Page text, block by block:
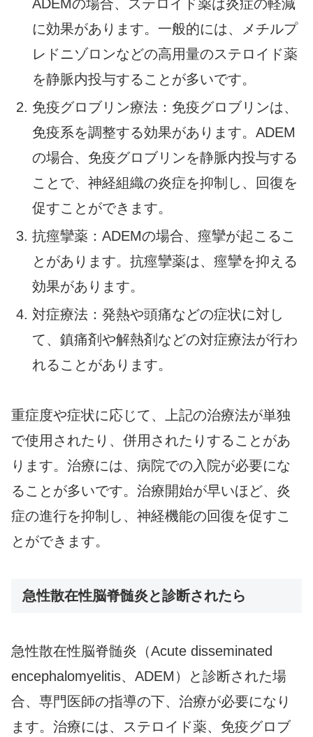
ADEMの場合、ステロイド薬は炎症の軽減
に効果があります。一般的には、メチルプ
レドニゾロンなどの高用量のステロイド薬
を静脈内投与することが多いです。
免疫グロブリン療法：免疫グロブリンは、
免疫系を調整する効果があります。ADEM
の場合、免疫グロブリンを静脈内投与する
ことで、神経組織の炎症を抑制し、回復を
促すことができます。
抗痙攣薬：ADEMの場合、痙攣が起こるこ
とがあります。抗痙攣薬は、痙攣を抑える
効果があります。
対症療法：発熱や頭痛などの症状に対し
て、鎮痛剤や解熱剤などの対症療法が行わ
れることがあります。
重症度や症状に応じて、上記の治療法が単独
で使用されたり、併用されたりすることがあ
ります。治療には、病院での入院が必要にな
ることが多いです。治療開始が早いほど、炎
症の進行を抑制し、神経機能の回復を促すこ
とができます。
急性散在性脳脊髄炎と診断されたら
急性散在性脳脊髄炎（Acute disseminated
encephalomyelitis、ADEM）と診断された場
合、専門医師の指導の下、治療が必要になり
ます。治療には、ステロイド薬、免疫グロブ